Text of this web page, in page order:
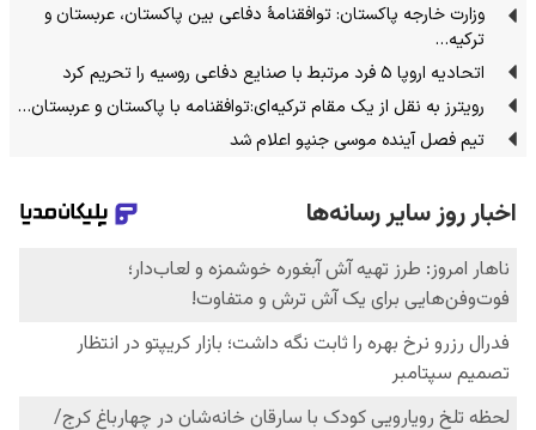
وزارت خارجه پاکستان: توافقنامهٔ دفاعی بین پاکستان، عربستان و
ترکیه…
اتحادیه اروپا ۵ فرد مرتبط با صنایع دفاعی روسیه را تحریم کرد
رویترز به نقل از یک مقام ترکیه‌ای:توافقنامه با پاکستان و عربستان…
تیم فصل آینده موسی جنپو اعلام شد